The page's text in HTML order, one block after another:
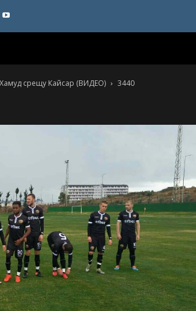
срещу Кайсар (ВИДЕО) 3440